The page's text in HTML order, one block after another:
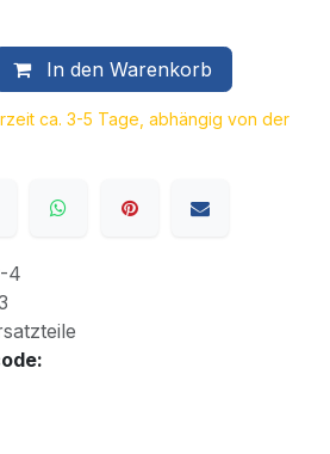
In den Warenkorb
ca. 3-5 Tage, abhängig von der
4